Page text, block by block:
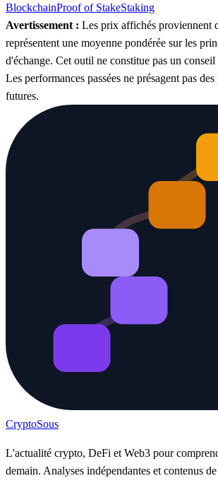
BlockchainProof of StakeStaking
Avertissement : Les prix affichés proviennent
représentent une moyenne pondérée sur les
d'échange. Cet outil ne constitue pas un conseil
Les performances passées ne présagent pas
futures.
CryptoSous
L'actualité crypto, DeFi et Web3 pour
demain. Analyses indépendantes et contenus